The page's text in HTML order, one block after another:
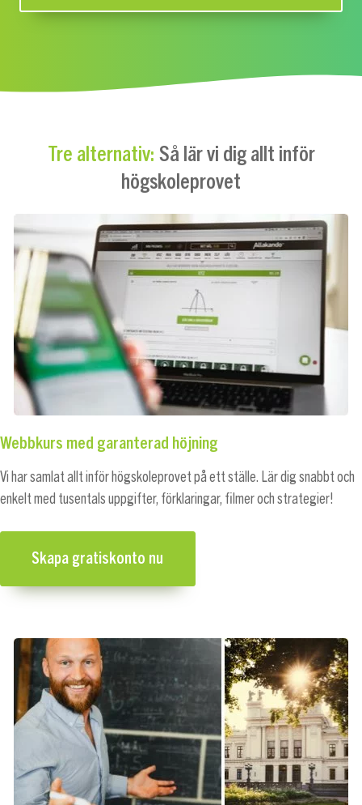
Tre alternativ: Så lär vi dig allt inför
högskoleprovet
Webbkurs med garanterad höjning
Vi har samlat allt inför högskoleprovet på ett ställe. Lär dig snabbt och
enkelt med tusentals uppgifter, förklaringar, filmer och strategier!
Skapa gratiskonto nu